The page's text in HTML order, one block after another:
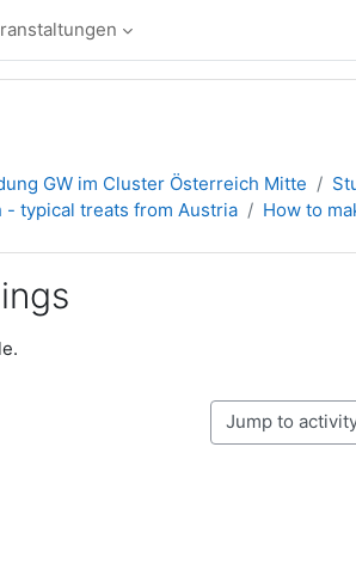
GW im Cluster Österreich Mitte
- typical treats from Austria
How to
Jump to activity